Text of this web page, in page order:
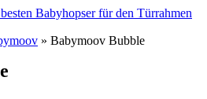
Babyhopser für den Türrahmen
» Babymoov Bubble